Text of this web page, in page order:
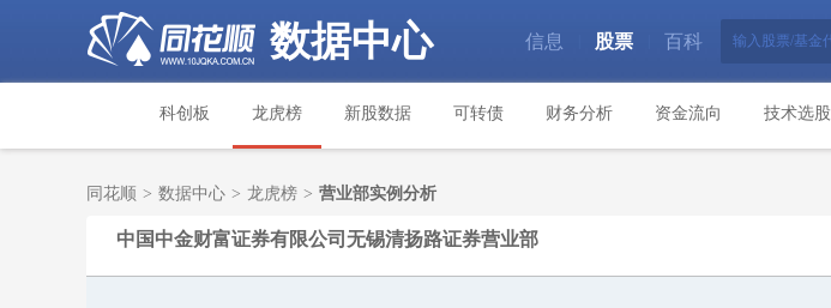
数据中心 信息 股票 百科
科创板 龙虎榜 新股数据 可转债 财务分析 资金流向 技术选股
同花顺 > 数据中心 > 龙虎榜 > 营业部实例分析
中国中金财富证券有限公司无锡清扬路证券营业部